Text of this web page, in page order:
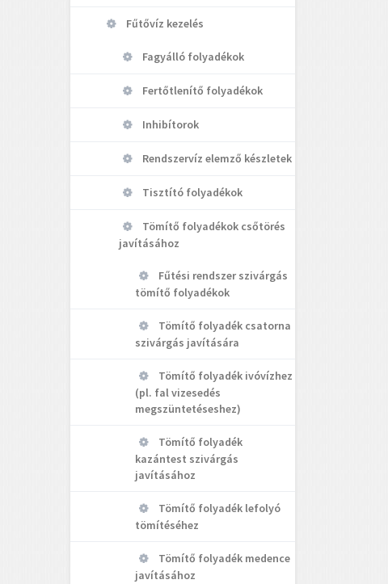
Fűtővíz kezelés
Fagyálló folyadékok
Fertőtlenítő folyadékok
Inhibítorok
Rendszervíz elemző készletek
Tisztító folyadékok
Tömítő folyadékok csőtörés
javításához
Fűtési rendszer szivárgás
tömítő folyadékok
Tömítő folyadék csatorna
szivárgás javítására
Tömítő folyadék ivóvízhez
(pl. fal vizesedés
megszüntetéseshez)
Tömítő folyadék
kazántest szivárgás
javításához
Tömítő folyadék lefolyó
tömítéséhez
Tömítő folyadék medence
javításához